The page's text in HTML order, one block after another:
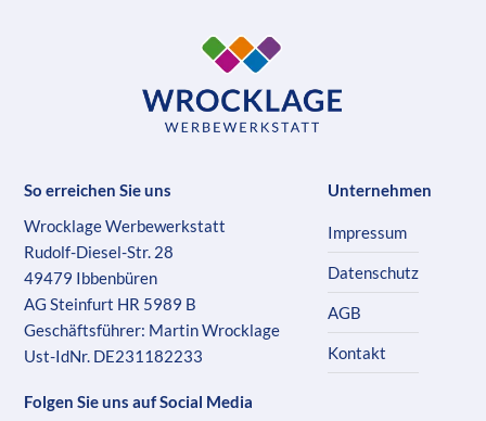
So erreichen Sie uns
Wrocklage Werbewerkstatt
Rudolf-Diesel-Str. 28
49479 Ibbenbüren
AG Steinfurt HR 5989 B
Geschäftsführer: Martin Wrocklage
Ust-IdNr. DE231182233
Folgen Sie uns auf Social Media
Unternehmen
Impressum
Datenschutz
AGB
Kontakt